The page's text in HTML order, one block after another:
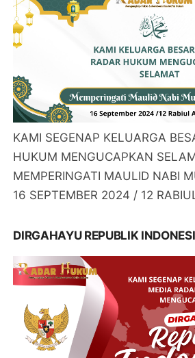
KAMI SEGENAP KELUARGA
HUKUM MENGUCAPKAN
MEMPERINGATI MAULID NABI
16 SEPTEMBER 2024 / 12
DIRGAHAYU REPUBLIK